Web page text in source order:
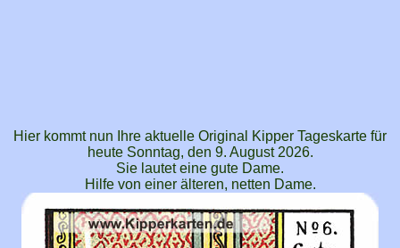
Hier kommt nun Ihre aktuelle Original Kipper Tageskarte für
heute Sonntag, den 9. August 2026.
Sie lautet eine gute Dame.
Hilfe von einer älteren, netten Dame.